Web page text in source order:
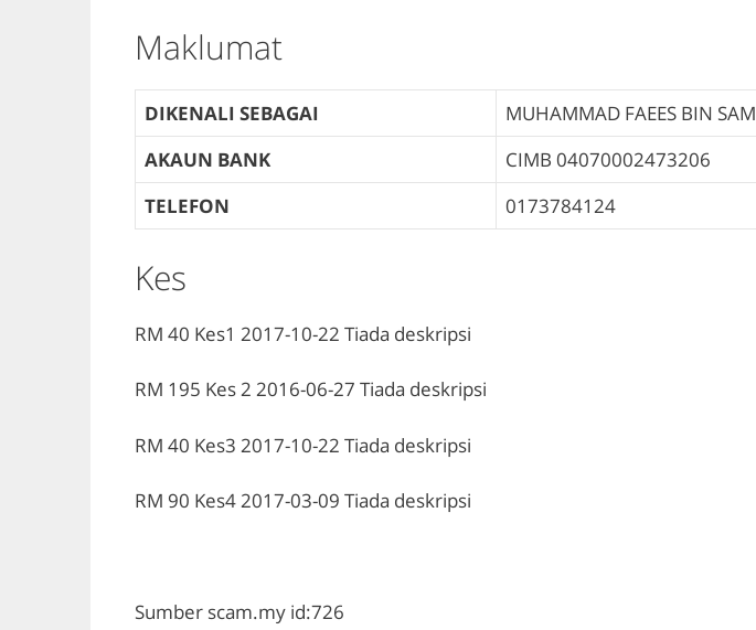
Maklumat
DIKENALI SEBAGAI
MUHAMMAD FAEES BIN SAM
AKAUN BANK
CIMB 04070002473206
TELEFON
0173784124
Kes
RM 40 Kes1 2017-10-22 Tiada deskripsi
RM 195 Kes 2 2016-06-27 Tiada deskripsi
RM 40 Kes3 2017-10-22 Tiada deskripsi
RM 90 Kes42017-03-09 Tiada deskripsi
Sumber scam.my id:726